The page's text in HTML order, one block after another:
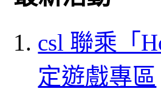
csl 聯乘「
定遊戲專區